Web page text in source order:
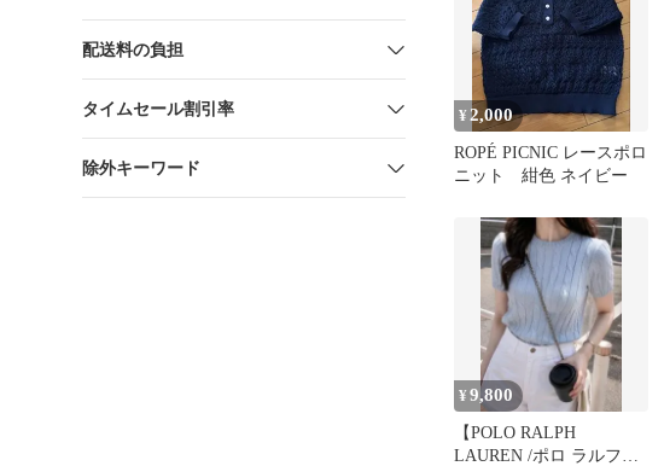
配送料の負担
タイムセール割引率
除外キーワード
¥ 2,000
ROPÉ PICNIC レースポロ
ニット 紺色 ネイビー
¥9,800
【POLO RALPH
LAUREN /ポロ ラルフロ